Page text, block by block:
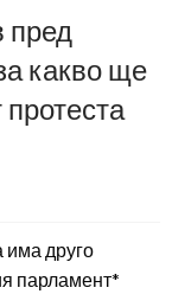
пред
какво ще
протеста
има друго
парламент*